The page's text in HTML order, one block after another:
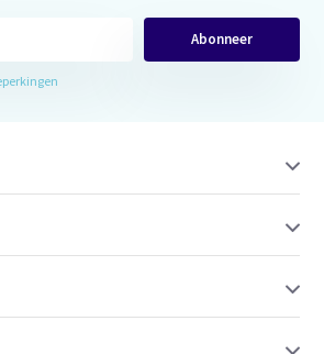
Abonneer